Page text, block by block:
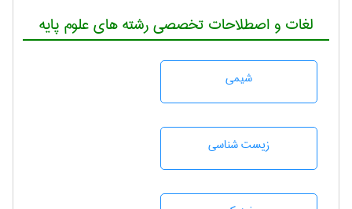
لغات و اصطلاحات تخصصی رشته های علوم پایه
شيمی
زيست شناسی